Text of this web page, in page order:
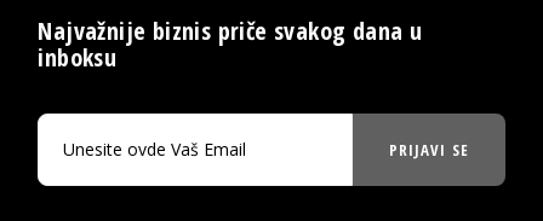
Najvažnije biznis priče svakog dana u
inboksu
PRIJAVI SE